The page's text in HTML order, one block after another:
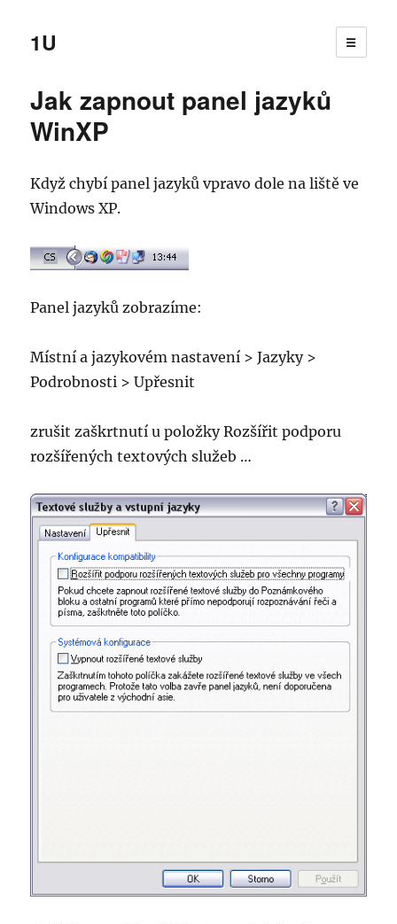
1U ☰
Jak zapnout panel jazyků
WinXP
Když chybí panel jazyků vpravo dole na liště ve
Windows XP.
Panel jazyků zobrazíme:
Místní a jazykovém nastavení > Jazyky >
Podrobnosti > Upřesnit
zrušit zaškrtnutí u položky Rozšířit podporu
rozšířených textových služeb …